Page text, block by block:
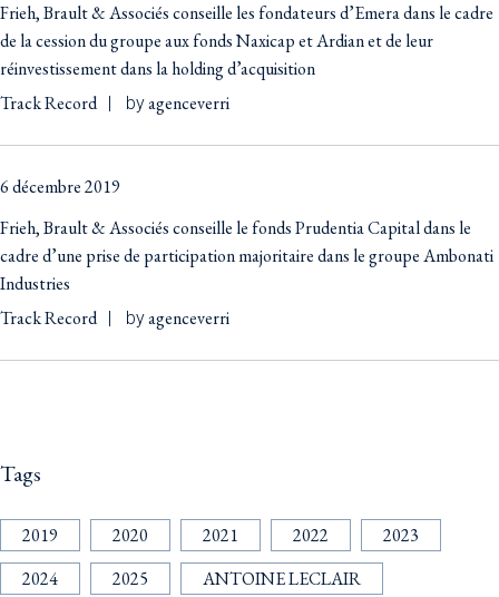
Frieh, Brault & Associés conseille les fondateurs d’Emera dans le cadre
de la cession du groupe aux fonds Naxicap et Ardian et de leur
réinvestissement dans la holding d’acquisition
Track Record
byagenceverri
6 décembre 2019
Frieh, Brault & Associés conseille le fonds Prudentia Capital dans le
cadre d’une prise de participation majoritaire dans le groupe Ambonati
Industries
Track Record
byagenceverri
Tags
2019 2020 2021 2022
2023
2024
2025
ANTOINE LECLAIR